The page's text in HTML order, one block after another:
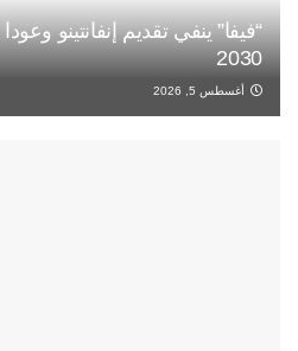
“فيفا” ينفي تقديم إنفانتينو
2030
أغسطس 5, 2026